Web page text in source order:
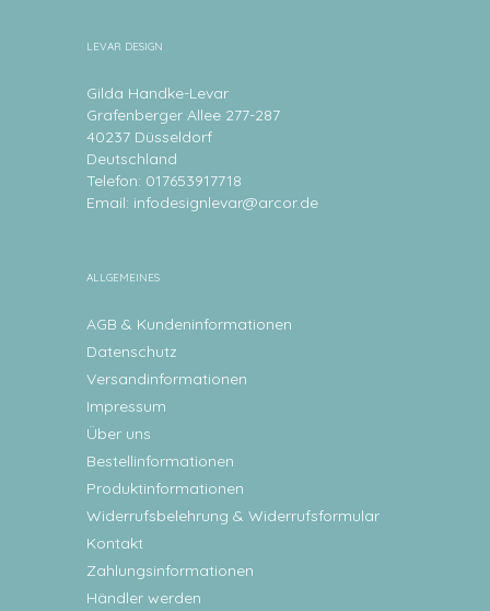
LEVAR DESIGN
Gilda Handke-Levar
Grafenberger Allee 277-287
40237 Düsseldorf
Deutschland
Telefon: 017653917718
Email: infodesignlevar@arcor.de
ALLGEMEINES
AGB & Kundeninformationen
Datenschutz
Versandinformationen
Impressum
Über uns
Bestellinformationen
Produktinformationen
Widerrufsbelehrung & Widerrufsformular
Kontakt
Zahlungsinformationen
Händler werden